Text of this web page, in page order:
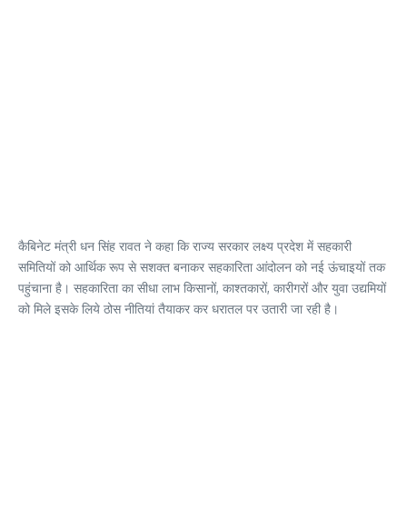
कैबिनेट मंत्री धन सिंह रावत ने कहा कि राज्य सरकार लक्ष्य प्रदेश में सहकारी
समितियों को आर्थिक रूप से सशक्त बनाकर सहकारिता आंदोलन को नई ऊंचाइयों तक
पहुंचाना है। सहकारिता का सीधा लाभ किसानों, काश्तकारों, कारीगरों और युवा उद्यमियों
को मिले इसके लिये ठोस नीतियां तैयाकर कर धरातल पर उतारी जा रही है।